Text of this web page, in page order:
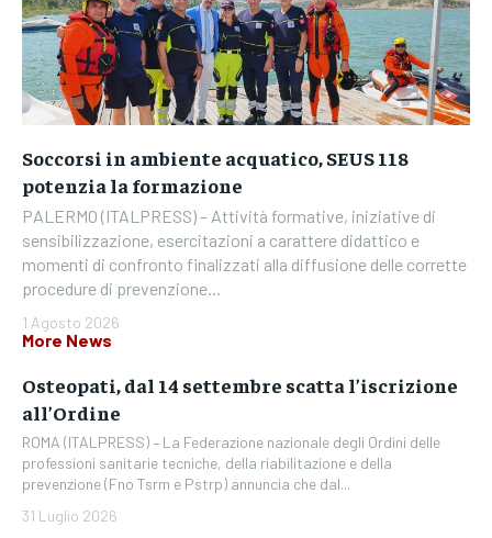
Soccorsi in ambiente acquatico, SEUS 118
potenzia la formazione
PALERMO (ITALPRESS) – Attività formative, iniziative di
sensibilizzazione, esercitazioni a carattere didattico e
momenti di confronto finalizzati alla diffusione delle corrette
procedure di prevenzione...
1 Agosto 2026
More News
Osteopati, dal 14 settembre scatta l’iscrizione
all’Ordine
ROMA (ITALPRESS) – La Federazione nazionale degli Ordini delle
professioni sanitarie tecniche, della riabilitazione e della
prevenzione (Fno Tsrm e Pstrp) annuncia che dal...
31 Luglio 2026